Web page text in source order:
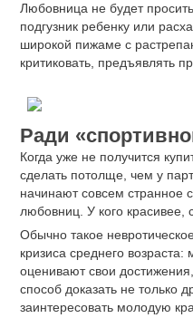
Любовница не будет
подгузник ребенку или
широкой пижаме с
критиковать, предъявлять
Ради
Когда уже не получится
сделать потолще, чем у
начинают совсем странное
любовниц. У кого красивее,
Обычно такое
кризиса среднего
оценивают свои
способ доказать не только
заинтересовать молодую